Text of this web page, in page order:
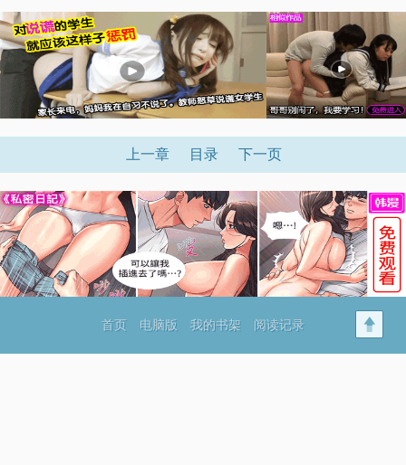
上一章 目录 下一页
首页 电脑版 我的书架 阅读记录